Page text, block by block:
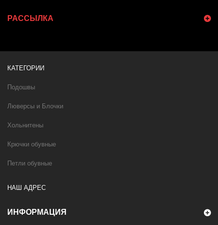
РАССЫЛКА
КАТЕГОРИИ
Подошвы
Люверсы и Блочки
Хольнитены
Крючки обувные
Петли обувные
НАШ АДРЕС
ИНФОРМАЦИЯ